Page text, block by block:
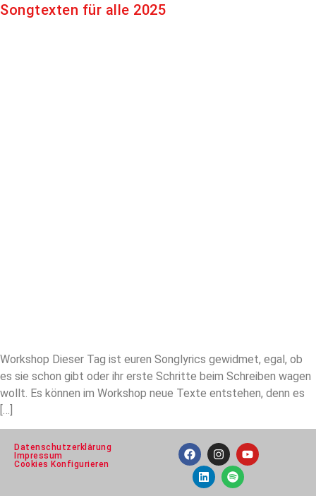
Songtexten für alle 2025
Workshop Dieser Tag ist euren Songlyrics gewidmet, egal, ob
es sie schon gibt oder ihr erste Schritte beim Schreiben wagen
wollt. Es können im Workshop neue Texte entstehen, denn es
[…]
Datenschutzerklärung
Impressum
Cookies Konfigurieren